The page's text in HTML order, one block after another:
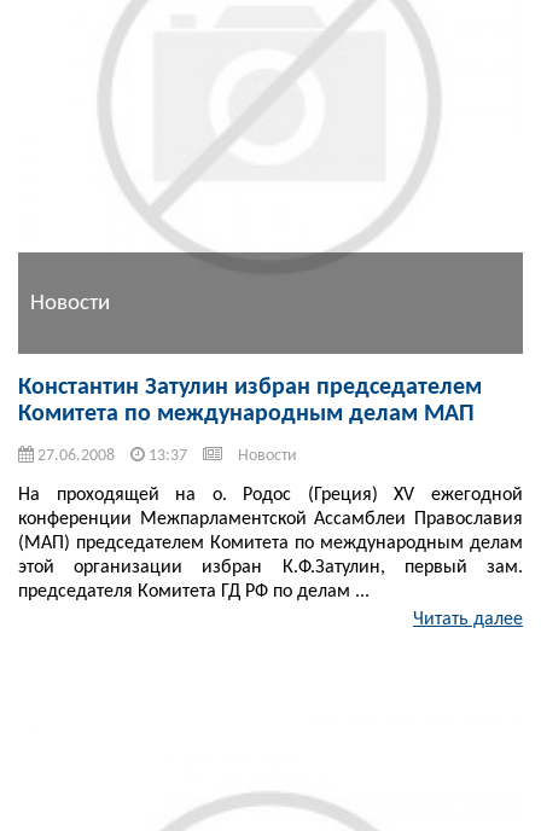
Новости
Константин Затулин избран председателем
Комитета по международным делам МАП
27.06.2008 13:37 Новости
На проходящей на о. Родос (Греция) XV ежегодной
конференции Межпарламентской Ассамблеи Православия
(МАП) председателем Комитета по международным делам
этой организации избран К.Ф.Затулин, первый зам.
председателя Комитета ГД РФ по делам ...
Читать далее